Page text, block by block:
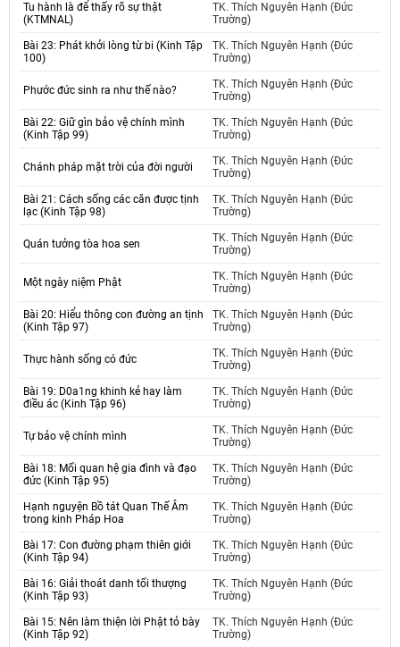
Tu hành là để thấy rõ sự thật
(KTMNAL)
TK. Thích Nguyên Hạnh (Đức
Trường)
Bài 23: Phát khởi lòng từ bi (Kinh Tập
100)
TK. Thích Nguyên Hạnh (Đức
Trường)
Phước đức sinh ra như thế nào?
TK. Thích Nguyên Hạnh (Đức
Trường)
Bài 22: Giữ gìn bảo vệ chính mình
(Kinh Tập 99)
TK. Thích Nguyên Hạnh (Đức
Trường)
Chánh pháp mặt trời của đời người
TK. Thích Nguyên Hạnh (Đức
Trường)
Bài 21: Cách sống các căn được tịnh
lạc (Kinh Tập 98)
TK. Thích Nguyên Hạnh (Đức
Trường)
Quán tưởng tòa hoa sen
TK. Thích Nguyên Hạnh (Đức
Trường)
Một ngày niệm Phật
TK. Thích Nguyên Hạnh (Đức
Trường)
Bài 20: Hiểu thông con đường an tịnh
(Kinh Tập 97)
TK. Thích Nguyên Hạnh (Đức
Trường)
Thực hành sống có đức
TK. Thích Nguyên Hạnh (Đức
Trường)
Bài 19: D0a1ng khinh kẻ hay làm
điều ác (Kinh Tập 96)
TK. Thích Nguyên Hạnh (Đức
Trường)
Tự bảo vệ chính mình
TK. Thích Nguyên Hạnh (Đức
Trường)
Bài 18: Mối quan hệ gia đình và đạo
đức (Kinh Tập 95)
TK. Thích Nguyên Hạnh (Đức
Trường)
Hạnh nguyện Bồ tát Quan Thế Âm
trong kinh Pháp Hoa
TK. Thích Nguyên Hạnh (Đức
Trường)
Bài 17: Con đường phạm thiên giới
(Kinh Tập 94)
TK. Thích Nguyên Hạnh (Đức
Trường)
Bài 16: Giải thoát danh tối thượng
(Kinh Tập 93)
TK. Thích Nguyên Hạnh (Đức
Trường)
Bài 15: Nên làm thiện lời Phật tỏ bày
(Kinh Tập 92)
TK. Thích Nguyên Hạnh (Đức
Trường)